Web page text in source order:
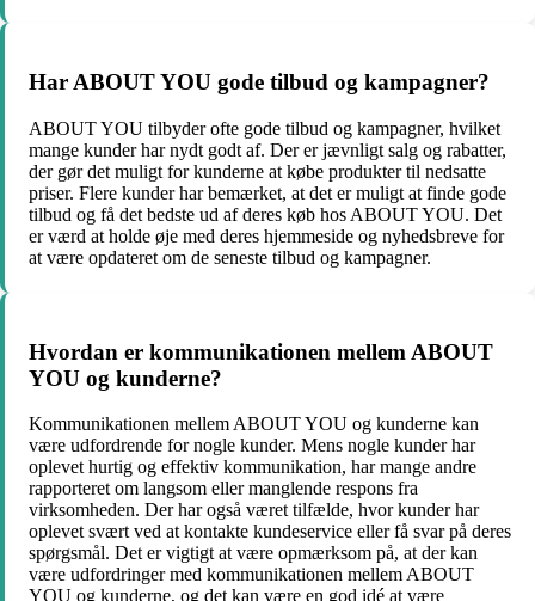
Har ABOUT YOU gode tilbud og kampagner?
ABOUT YOU tilbyder ofte gode tilbud og kampagner, hvilket
mange kunder har nydt godt af. Der er jævnligt salg og rabatter,
der gør det muligt for kunderne at købe produkter til nedsatte
priser. Flere kunder har bemærket, at det er muligt at finde gode
tilbud og få det bedste ud af deres køb hos ABOUT YOU. Det
er værd at holde øje med deres hjemmeside og nyhedsbreve for
at være opdateret om de seneste tilbud og kampagner.
Hvordan er kommunikationen mellem ABOUT
YOU og kunderne?
Kommunikationen mellem ABOUT YOU og kunderne kan
være udfordrende for nogle kunder. Mens nogle kunder har
oplevet hurtig og effektiv kommunikation, har mange andre
rapporteret om langsom eller manglende respons fra
virksomheden. Der har også været tilfælde, hvor kunder har
oplevet svært ved at kontakte kundeservice eller få svar på deres
spørgsmål. Det er vigtigt at være opmærksom på, at der kan
være udfordringer med kommunikationen mellem ABOUT
YOU og kunderne, og det kan være en god idé at være